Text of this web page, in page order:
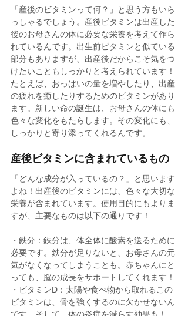
「産後のビタミンって何？」と思う方もいら
っしゃるでしょう。産後ビタミンは出産した
後のお母さんの体に必要な栄養を考えて作ら
れているんです。出生前ビタミンと似ている
部分もありますが、出産後だからこそ気をつ
けたいこともしっかりと考えられています！
たとえば、おっぱいの量を増やしたり、出産
の疲れを癒したりするためのビタミンがあり
ます。新しい命の誕生は、お母さんの体にも
色々な変化をもたらします。その変化にも、
しっかりと寄り添ってくれるんです。
産後ビタミンに含まれているもの
「どんな成分が入っているの？」と思います
よね！出産後のビタミンには、色々な大切な
栄養が含まれています。使用目的にもよりま
すが、主要なものは以下の通りです！
・鉄分：鉄分は、体全体に酸素を送るために
必要です。鉄分が足りないと、お母さんの元
気がなくなってしまうことも。赤ちゃんにと
っても、脳の成長をサポートしてくれます！
・ビタミンD：太陽や食べ物から取れるこの
ビタミンは、骨を強くするのに欠かせないん